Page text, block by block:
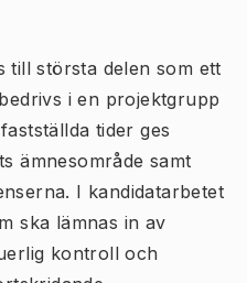
till största delen som ett
i en projektgrupp
tider ges
ämnesområde samt
I kandidatarbetet
ska lämnas in av
kontroll och